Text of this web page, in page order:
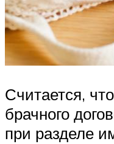
Считается,
брачного
при разделе